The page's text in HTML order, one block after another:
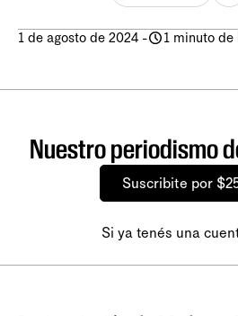
1 de agosto de 2024 - 1 minuto
Nuestro periodismo
Suscribite por
Si ya tenés una